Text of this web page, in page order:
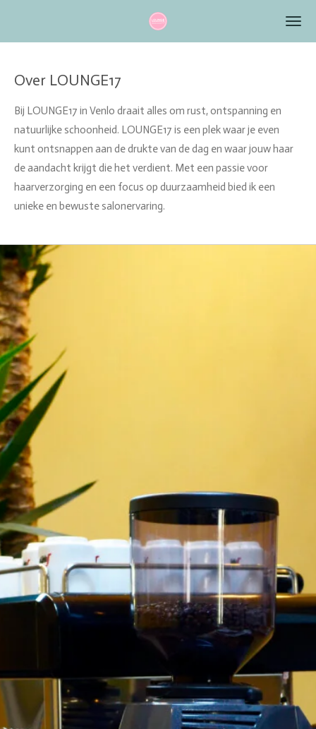
deOver LOUNGE17
Bij LOUNGE17 in Venlo draait alles om rust, ontspanning en
natuurlijke schoonheid. LOUNGE17 is een plek waar je even
kunt ontsnappen aan de drukte van de dag en waar jouw haar
de aandacht krijgt die het verdient. Met een passie voor
haarverzorging en een focus op duurzaamheid bied ik een
unieke en bewuste salonervaring.